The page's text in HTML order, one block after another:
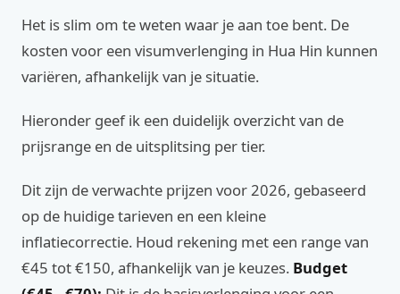
Het is slim om te weten waar je aan toe bent. De
kosten voor een visumverlenging in Hua Hin kunnen
variëren, afhankelijk van je situatie.
Hieronder geef ik een duidelijk overzicht van de
prijsrange en de uitsplitsing per tier.
Dit zijn de verwachte prijzen voor 2026, gebaseerd
op de huidige tarieven en een kleine
inflatiecorrectie. Houd rekening met een range van
€45 tot €150, afhankelijk van je keuzes. Budget